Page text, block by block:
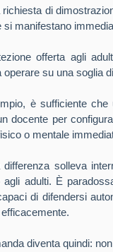
richiesta di
si manifestano
offerta agli
operare su una soglia
è sufficiente
docente per
o mentale
differenza solleva
agli adulti. È
di difendersi
diventa quindi: